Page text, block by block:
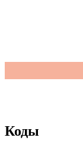
Коды